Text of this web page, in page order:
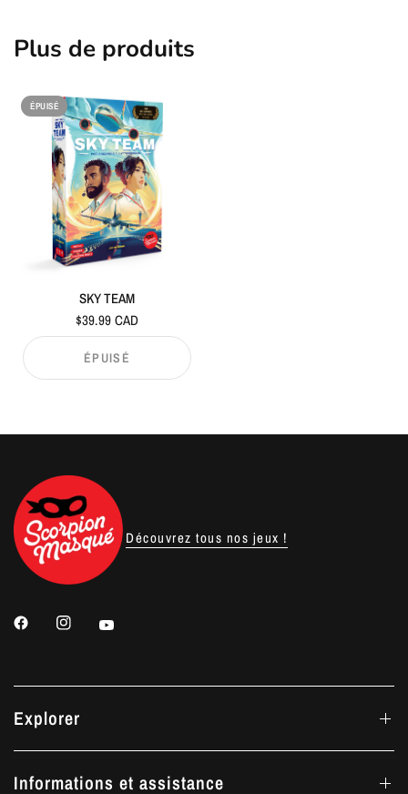
Plus de produits
ÉPUISÉ
SKY TEAM
$39.99 CAD
ÉPUISÉ
Découvrez tous nos jeux !
Explorer
Informations et assistance